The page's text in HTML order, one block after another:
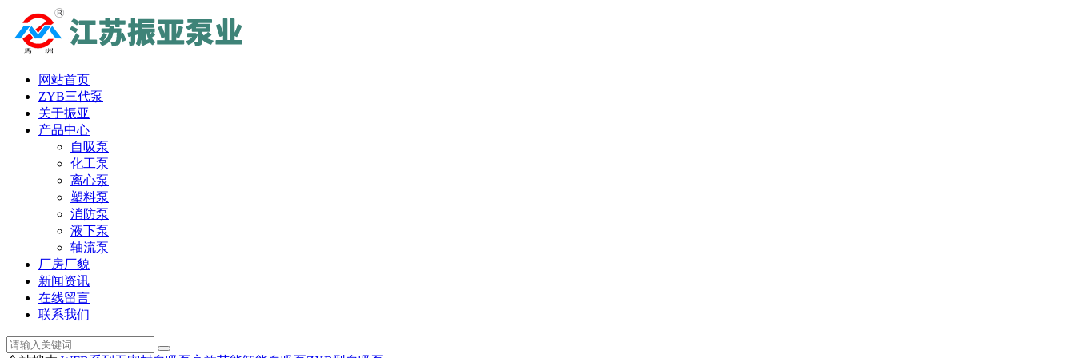
网站首页
ZYB三代泵
关于振亚
产品中心
自吸泵
化工泵
离心泵
塑料泵
消防泵
液下泵
轴流泵
厂房厂貌
新闻资讯
在线留言
联系我们